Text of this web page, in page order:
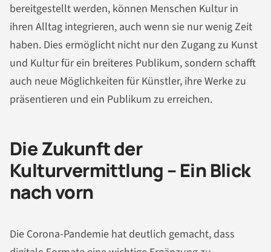
bereitgestellt werden, können Menschen Kultur in
ihren Alltag integrieren, auch wenn sie nur wenig Zeit
haben. Dies ermöglicht nicht nur den Zugang zu Kunst
und Kultur für ein breiteres Publikum, sondern schafft
auch neue Möglichkeiten für Künstler, ihre Werke zu
präsentieren und ein Publikum zu erreichen.
Die Zukunft der
Kulturvermittlung – Ein Blick
nach vorn
Die Corona-Pandemie hat deutlich gemacht, dass